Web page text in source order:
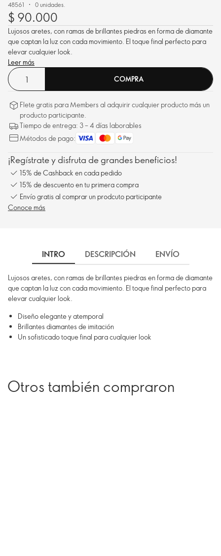
48561 0 unidades.
$ 90.000
Lujosos aretes, con ramas de brillantes piedras en forma de diamante
que captan la luz con cada movimiento. El toque final perfecto para
elevar cualquier look.
Leer más
COMPRA
Flete gratis para Members al adquirir cualquier producto más un
producto participante.
Tiempo de entrega: 3 – 4 días laborables
Métodos de pago:
¡Regístrate y disfruta de grandes beneficios!
15% de Cashback en cada pedido
15% de descuento en tu primera compra
Envío gratis al comprar un prodcuto participante
Conoce más
INTRO DESCRIPCIÓN ENVÍO
Lujosos aretes, con ramas de brillantes piedras en forma de diamante
que captan la luz con cada movimiento. El toque final perfecto para
elevar cualquier look.
Diseño elegante y atemporal
Brillantes diamantes de imitación
Un sofisticado toque final para cualquier look
Otros también compraron